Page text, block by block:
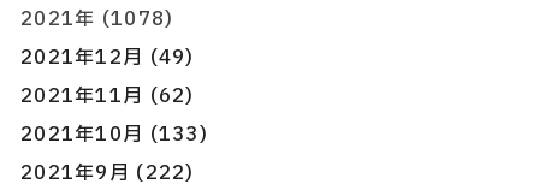
2021年 (1078)
2021年12月 (49)
2021年11月 (62)
2021年10月 (133)
2021年9月 (222)